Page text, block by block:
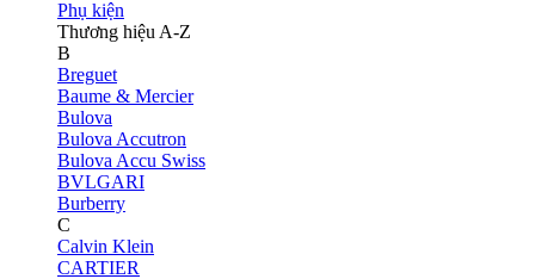
Phụ kiện
Thương hiệu A-Z
B
Breguet
Baume & Mercier
Bulova
Bulova Accutron
Bulova Accu Swiss
BVLGARI
Burberry
C
Calvin Klein
CARTIER